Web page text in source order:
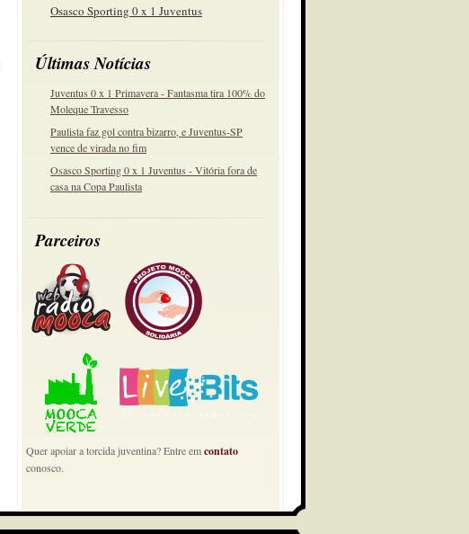
Osasco Sporting 0 x 1 Juventus
Últimas Notícias
Juventus 0 x 1 Primavera - Fantasma tira 100% do
Moleque Travesso
Paulista faz gol contra bizarro, e Juventus-SP
vence de virada no fim
Osasco Sporting 0 x 1 Juventus - Vitória fora de
casa na Copa Paulista
Parceiros
Quer apoiar a torcida juventina? Entre emcontato
conosco.